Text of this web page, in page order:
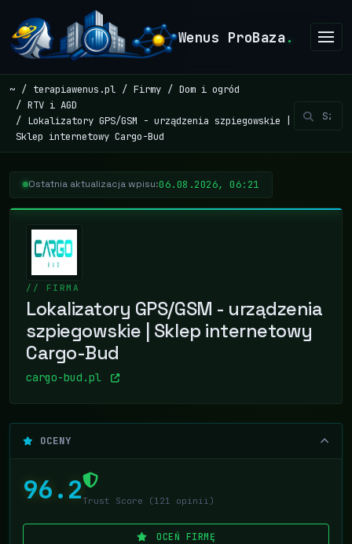
Wenus ProBaza.
~ terapiawenus.pl Firmy
Dom i ogród
RTV i AGD
Lokalizatory GPS/GSM - urządzenia szpiegowskie |
Sklep internetowy Cargo-Bud
Ostatnia aktualizacja wpisu:06.08.2026, 06:21
// FIRMA
Lokalizatory GPS/GSM - urządzenia
szpiegowskie | Sklep internetowy
Cargo-Bud
cargo-bud.pl
OCENY
96.2 Trust Score (121 opinii)
OCEŃ FIRMĘ